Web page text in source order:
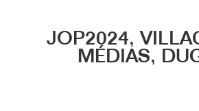
JOP2024,
MÉDIAS,